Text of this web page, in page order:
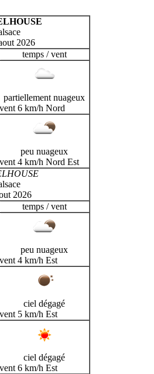
2026
temps / vent
partiellement nuageux
vent 6 km/h Nord
peu nuageux
vent 4 km/h Nord Est
2026
temps / vent
peu nuageux
vent 4 km/h Est
ciel dégagé
vent 5 km/h Est
ciel dégagé
vent 6 km/h Est